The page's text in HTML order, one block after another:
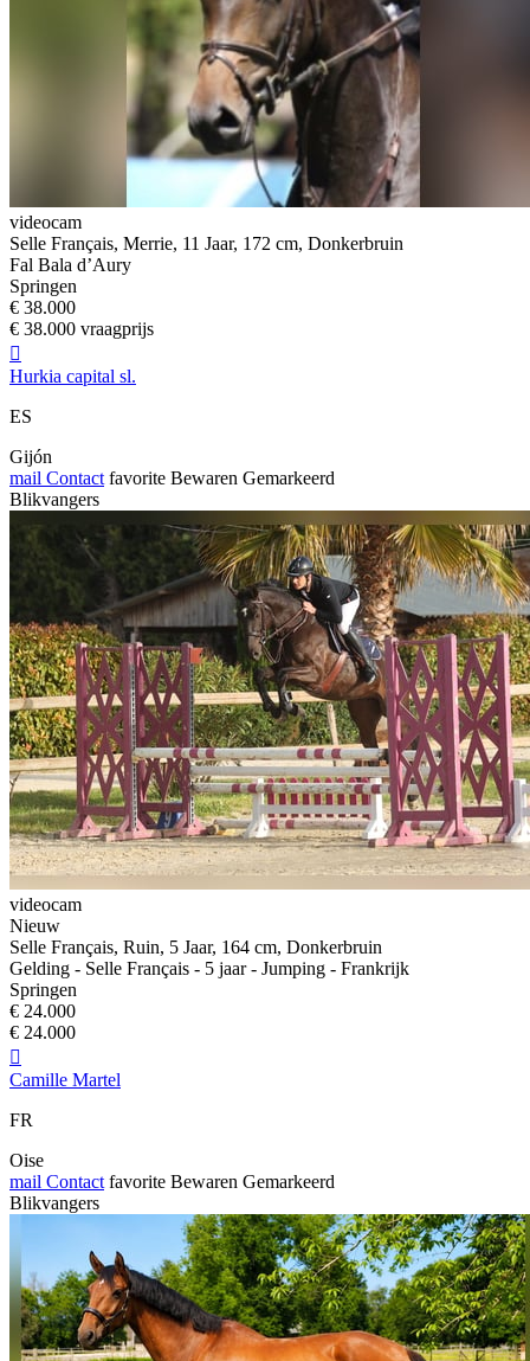
videocam
Selle Français, Merrie, 11 Jaar, 172 cm, Donkerbruin
Fal Bala d’Aury
Springen
€ 38.000
€ 38.000 vraagprijs

Hurkia capital sl.
ES
Gijón
mail Contact favorite Bewaren Gemarkeerd
Blikvangers
videocam
Nieuw
Selle Français, Ruin, 5 Jaar, 164 cm, Donkerbruin
Gelding - Selle Français - 5 jaar - Jumping - Frankrijk
Springen
€ 24.000
€ 24.000

Camille Martel
FR
Oise
mail Contact favorite Bewaren Gemarkeerd
Blikvangers